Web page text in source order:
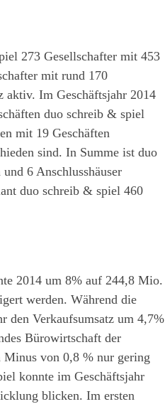
273 Gesellschafter mit 453
mit rund 170
aktiv. Im Geschäftsjahr 2014
duo schreib & spiel
mit 19 Geschäften
sind. In Summe ist duo
6 Anschlusshäuser
duo schreib & spiel 460
2014 um 8% auf 244,8 Mio.
werden. Während die
den Verkaufsumsatz um 4,7%
Bürowirtschaft der
Minus von 0,8 % nur gering
konnte im Geschäftsjahr
blicken. Im ersten